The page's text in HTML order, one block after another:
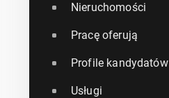
Nieruchomości
Pracę oferują
Profile kandydatów
Usługi